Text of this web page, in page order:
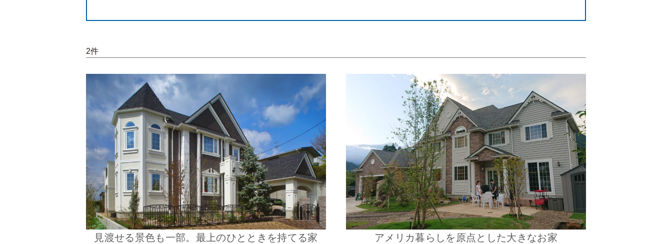
2件
見渡せる景色も一部。最上のひとときを持てる家 アメリカ暮らしを原点とした大きなお家